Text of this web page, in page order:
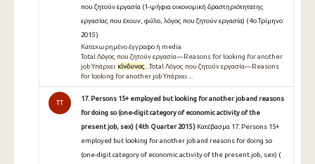
που ζητούν εργασία (1-ψήφια οικονομική δραστηριότητατης
εργασίας που έχουν, φύλο, λόγος που ζητούν εργασία) ( 4ο Τρίμηνο
2015 )
Καταχωρημένο έγγραφο ή media
Total Λόγος που ζητούν εργασία—Reasons for looking for another
job Υπάρχει κίνδυνος ...Total Λόγος που ζητούν εργασία—Reasons
for looking for another job Υπάρχει ...
TT
17. Persons 15+ employed but looking for another job and reasons
for doing so (one-digit category of economic activity of the
present job, sex) ( 4th Quarter 2015 ) Κατέβασμα 17. Persons 15+
employed but looking for another job and reasons for doing so
(one-digit category of economic activity of the present job, sex) (